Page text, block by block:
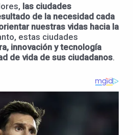
las ciudades
de la necesidad cada
nuestras vidas hacia la
estas ciudades
innovación y tecnología
de vida de sus ciudadanos.